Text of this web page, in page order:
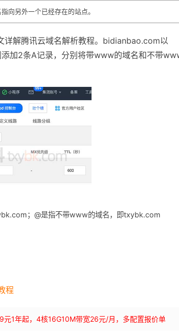
向另外一个已经存在的站点。
解腾讯云域名解析教程。bidianbao.com以
加2条A记录，分别将带www的域名和不带
；@是指不带www的域名，即txybk.com
程
1年起，4核16G10M带宽26元/月，多配置报价单